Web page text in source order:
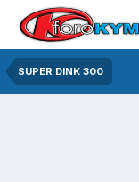
SUPER DINK 300